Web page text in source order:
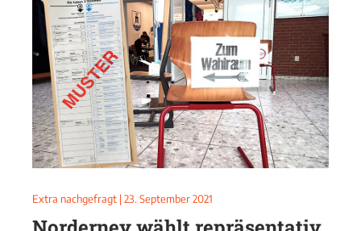
Extra nachgefragt | 23. September 2021